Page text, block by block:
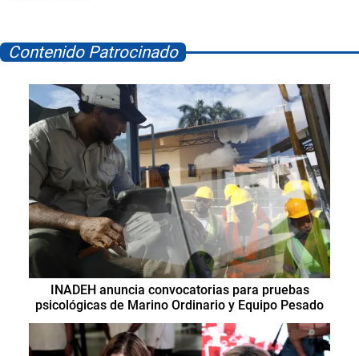
Contenido Patrocinado
INADEH anuncia convocatorias para pruebas
psicológicas de Marino Ordinario y Equipo Pesado